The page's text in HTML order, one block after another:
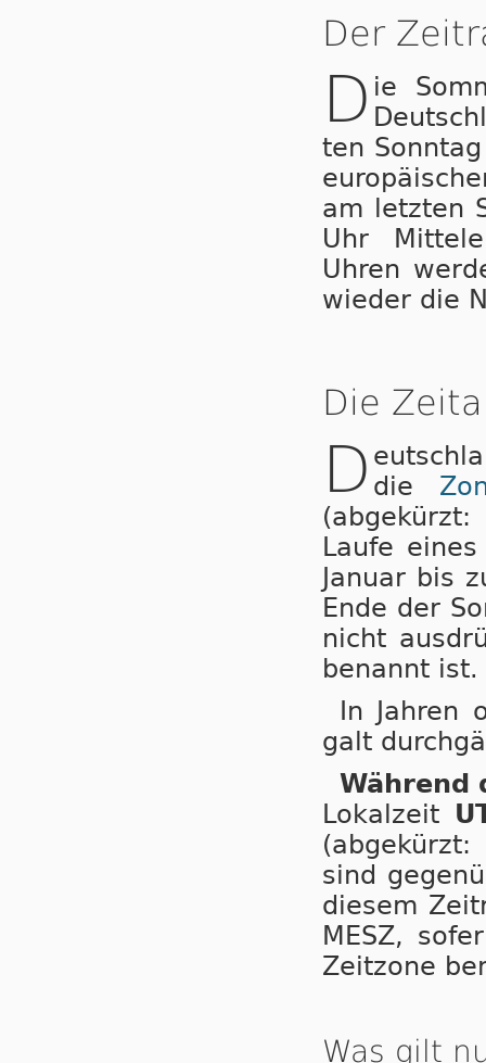
Der
D ie
ten
am letzten
Uhr
Uhren
wieder die
Die
D die
Laufe
Januar bis
Ende der
nicht
benannt ist.
In Jahren
galt
Während
Lokalzeit
(abgekürzt:
sind
diesem
MESZ,
Zeitzone
Was gilt